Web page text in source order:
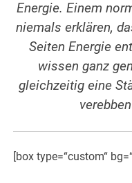
Energie. Einem
niemals erklären,
Seiten Energie
wissen ganz
gleichzeitig eine
[box type=“custom“